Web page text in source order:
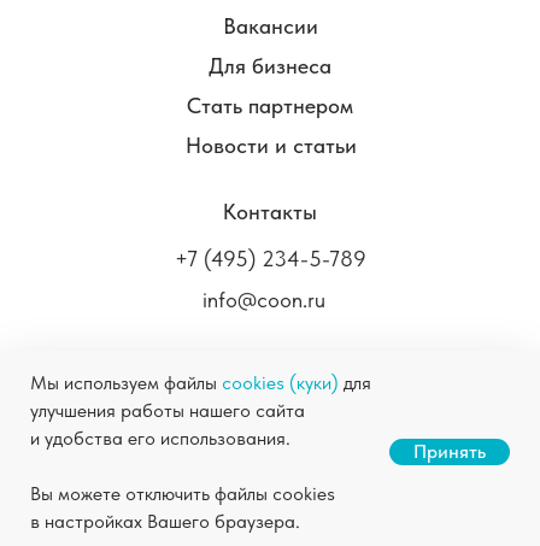
Станьте нашим партнером
Скачать презентацию
Мы используем файлы cookies (куки) для
улучшения работы нашего сайта
и удобства его использования.
Вы можете отключить файлы cookies
в настройках Вашего браузера.
Принять
+7 (495) 234-5-789
info@coon.ru
Контакты
COON.RU ©2004-2026Химчистка в Москве
Правовая информация
конфиденциальности
Вакансии
Для бизнеса
Стать партнером
Новости и статьи